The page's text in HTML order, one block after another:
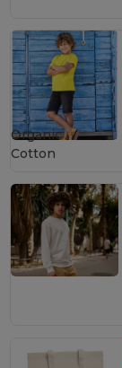
Organic
Cotton